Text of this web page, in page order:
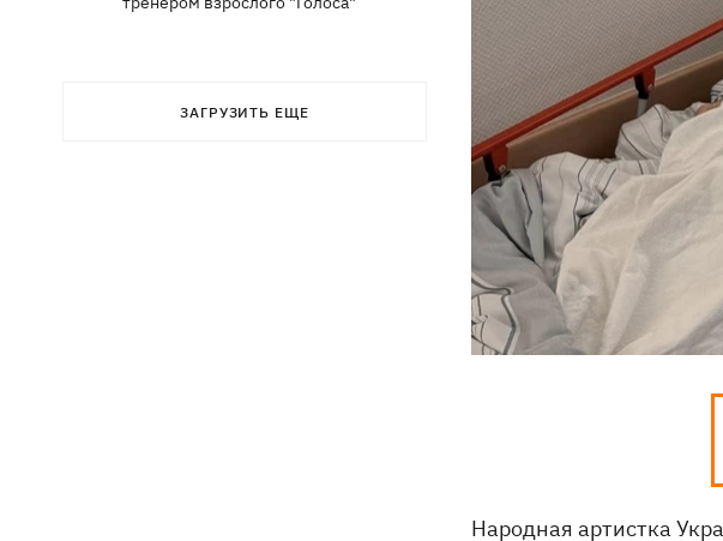
ЗАГРУЗИТЬ ЕЩЕ
Народная артистка